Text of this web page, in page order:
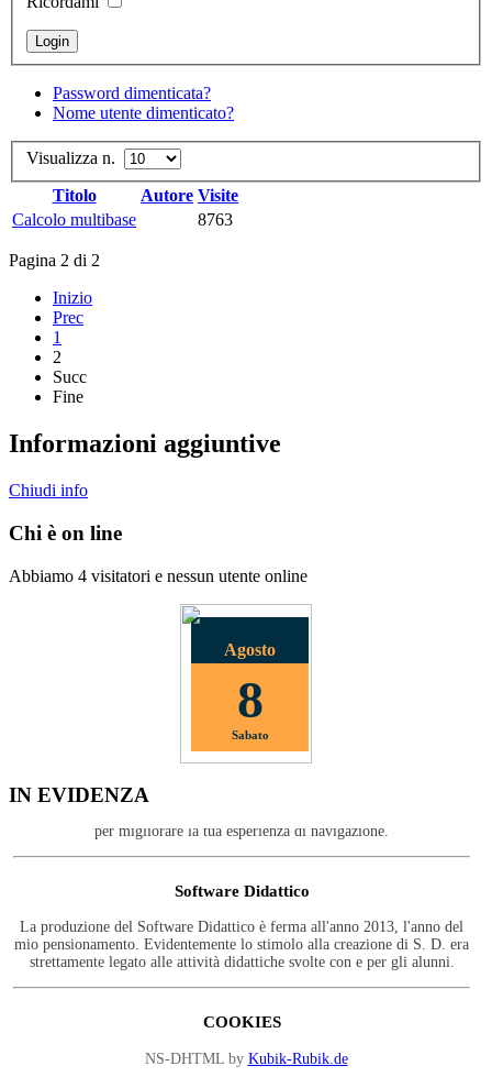
Password dimenticata?
Nome utente dimenticato?
Visualizza n.
Titolo
Autore Visite
Calcolo multibase
8763
Pagina 2 di 2
Inizio
Prec
1
2
Succ
Fine
Informazioni aggiuntive
Chiudi info
Chi è on line
Abbiamo 4 visitatori e nessun utente online
Agosto
8
Sabato
IN EVIDENZA
per migliorare la tua esperienza di navigazione.
Software Didattico
La produzione del Software Didattico è ferma all'anno 2013, l'anno del
mio pensionamento. Evidentemente lo stimolo alla creazione di S. D. era
strettamente legato alle attività didattiche svolte con e per gli alunni.
COOKIES
Questo sito non utilizza cookie di profilazione; utilizziamo i cookie solo
per migliorare la tua esperienza di navigazione.
NS-DHTML by Kubik-Rubik.de